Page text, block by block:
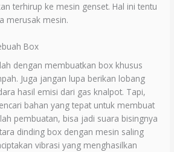
terhirup ke mesin genset. Hal ini tentu
merusak mesin.
Box
dengan membuatkan box khusus
Juga jangan lupa berikan lobang
hasil emisi dari gas knalpot. Tapi,
bahan yang tepat untuk membuat
pembuatan, bisa jadi suara bisingnya
dinding box dengan mesin saling
vibrasi yang menghasilkan